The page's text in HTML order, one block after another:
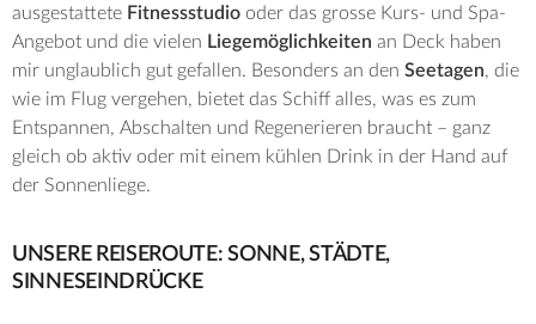
ausgestattete Fitnessstudio oder das grosse Kurs- und Spa-
Angebot und die vielen Liegemöglichkeiten an Deck haben
mir unglaublich gut gefallen. Besonders an den Seetagen, die
wie im Flug vergehen, bietet das Schiff alles, was es zum
Entspannen, Abschalten und Regenerieren braucht – ganz
gleich ob aktiv oder mit einem kühlen Drink in der Hand auf
der Sonnenliege.
UNSERE REISEROUTE: SONNE, STÄDTE,
SINNESEINDRÜCKE